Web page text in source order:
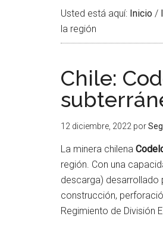
Usted está aquí: Inicio /
la región
Chile:
12 diciembre, 2022 por
La minera chilena
región. Con una
descarga) desarrollado
construcción,
Regimiento de División